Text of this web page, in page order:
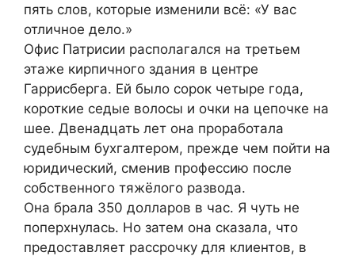
пять слов, которые изменили всё: «У вас
отличное дело.»
Офис Патрисии располагался на третьем
этаже кирпичного здания в центре
Гаррисберга. Ей было сорок четыре года,
короткие седые волосы и очки на цепочке на
шее. Двенадцать лет она проработала
судебным бухгалтером, прежде чем пойти на
юридический, сменив профессию после
собственного тяжёлого развода.
Она брала 350 долларов в час. Я чуть не
поперхнулась. Но затем она сказала, что
предоставляет рассрочку для клиентов, в